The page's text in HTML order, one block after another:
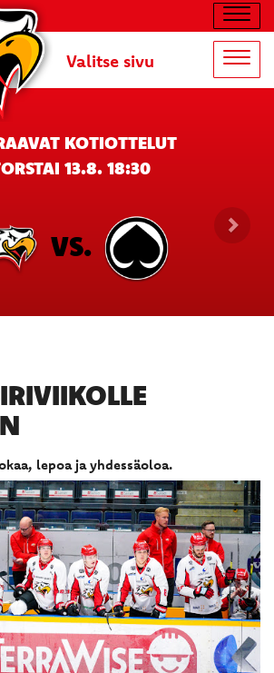
Valitse sivu
KOTIOTTELUT
13.8. 18:30
VS.
lepoa ja yhdessäoloa.